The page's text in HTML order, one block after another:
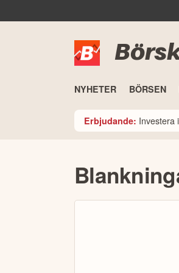
NYHETER BÖRSEN
Erbjudande: Investera